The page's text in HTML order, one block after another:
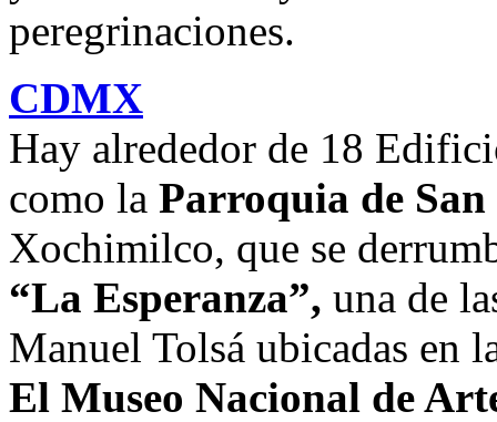
peregrinaciones.
CDMX
Hay alrededor de 18
como la Parroquia de
Xochimilco, que se
“La Esperanza”, una de
Manuel Tolsá ubicadas en
El Museo Nacional de